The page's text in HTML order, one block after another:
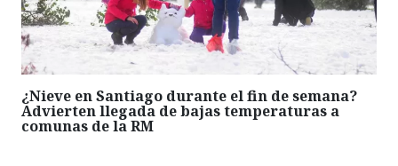
¿Nieve en Santiago durante el fin de semana?
Advierten llegada de bajas temperaturas a
comunas de la RM